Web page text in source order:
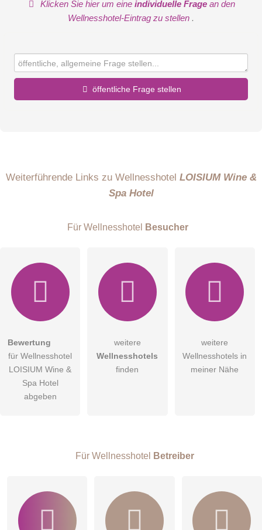
Klicken Sie hier um eineindividuelle Frage an den
Wellnesshotel-Eintrag zu stellen .
öffentliche Frage stellen
DieDatenschutzerklärunghabe ich zur Kenntnis genommen.
öffentliche Frage stellen
Wellnesshotel-Eintrag zu stellen.
Weiterführende Links zu Wellnesshotel LOISIUM Wine &
Spa Hotel
Für Wellnesshotel Besucher
Bewertung
für Wellnesshotel
LOISIUM Wine &
Spa Hotel
abgeben
weitere
Wellnesshotels
finden
weitere
Wellnesshotels in
meiner Nähe
Für Wellnesshotel Betreiber